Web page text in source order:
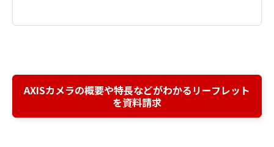
AXISカメラの概要や特長などがわかるリーフレット
を資料請求